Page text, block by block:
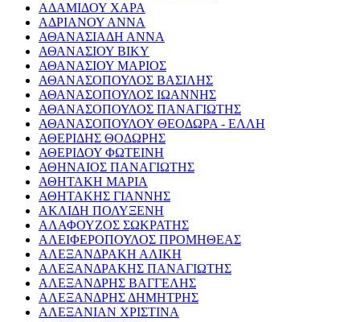
ΑΔΑΜΙΔΟΥ ΧΑΡΑ
ΑΔΡΙΑΝΟΥ ΑΝΝΑ
ΑΘΑΝΑΣΙΑΔΗ ΑΝΝΑ
ΑΘΑΝΑΣΙΟΥ ΒΙΚΥ
ΑΘΑΝΑΣΙΟΥ ΜΑΡΙΟΣ
ΑΘΑΝΑΣΟΠΟΥΛΟΣ ΒΑΣΙΛΗΣ
ΑΘΑΝΑΣΟΠΟΥΛΟΣ ΙΩΑΝΝΗΣ
ΑΘΑΝΑΣΟΠΟΥΛΟΣ ΠΑΝΑΓΙΩΤΗΣ
ΑΘΑΝΑΣΟΠΟΥΛΟΥ ΘΕΟΔΩΡΑ - ΕΛΛΗ
ΑΘΕΡΙΔΗΣ ΘΟΔΩΡΗΣ
ΑΘΕΡΙΔΟΥ ΦΩΤΕΙΝΗ
ΑΘΗΝΑΙΟΣ ΠΑΝΑΓΙΩΤΗΣ
ΑΘΗΤΑΚΗ ΜΑΡΙΑ
ΑΘΗΤΑΚΗΣ ΓΙΑΝΝΗΣ
ΑΚΛΙΔΗ ΠΟΛΥΞΕΝΗ
ΑΛΑΦΟΥΖΟΣ ΣΩΚΡΑΤΗΣ
ΑΛΕΙΦΕΡΟΠΟΥΛΟΣ ΠΡΟΜΗΘΕΑΣ
ΑΛΕΞΑΝΔΡΑΚΗ ΑΛΙΚΗ
ΑΛΕΞΑΝΔΡΑΚΗΣ ΠΑΝΑΓΙΩΤΗΣ
ΑΛΕΞΑΝΔΡΗΣ ΒΑΓΓΕΛΗΣ
ΑΛΕΞΑΝΔΡΗΣ ΔΗΜΗΤΡΗΣ
ΑΛΕΞΑΝΙΑΝ ΧΡΙΣΤΙΝΑ